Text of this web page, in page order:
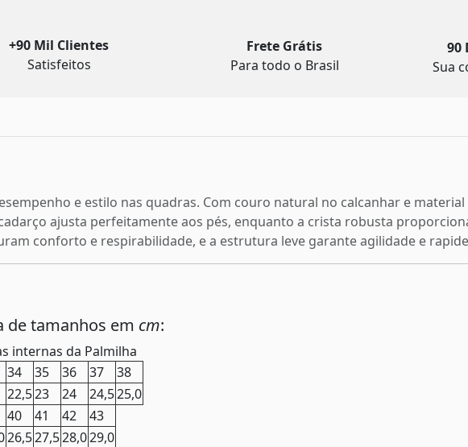
+90 Mil Clientes
Satisfeitos
Frete Grátis
Para todo o Brasil
90
Sua
e estilo nas quadras. Com couro natural no calcanhar e
ajusta perfeitamente aos pés, enquanto a crista robusta
conforto e respirabilidade, e a estrutura leve garante agilidade e
de tamanhos em cm:
internas da Palmilha
34 35 36 37 38
22,523 24 24,525,0
40 41 42 43
26,527,528,029,0